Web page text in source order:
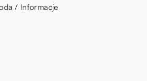
/ Informacje